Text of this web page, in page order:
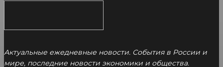
Актуальные ежедневные новости. События в России и
мире, последние новости экономики и общества.